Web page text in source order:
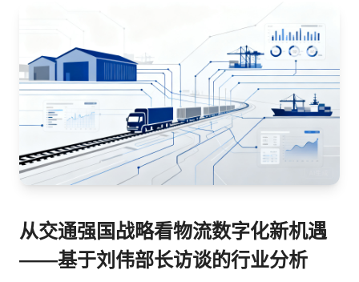
从交通强国战略看物流数字化新机遇
——基于刘伟部长访谈的行业分析